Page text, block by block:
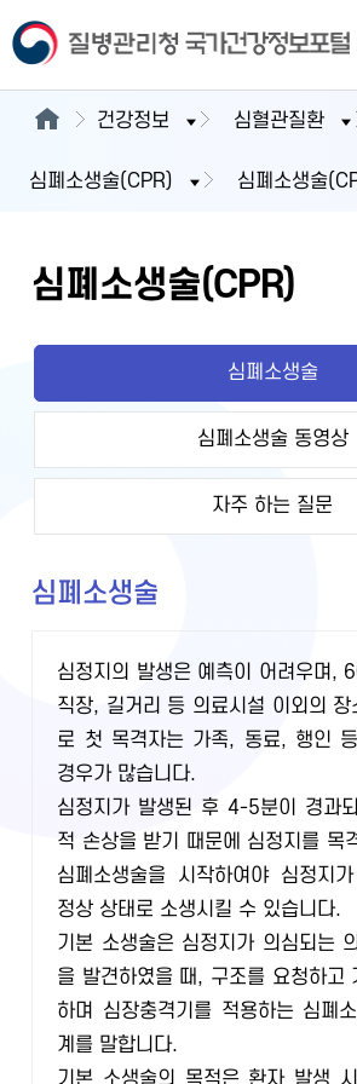
건강정보 심혈관질환
심폐소생술(CPR) 심폐소생술
심폐소생술(CPR)
심폐소생술
심폐소생술 동영상
자주 하는 질문
심폐소생술
심정지의 발생은 예측이 어려우며,
직장, 길거리 등 의료시설 이외의 장
로 첫 목격자는 가족, 동료, 행인
경우가 많습니다.
심정지가 발생된 후 4-5분이 경과
적 손상을 받기 때문에 심정지를 목
심폐소생술을 시작하여야 심정지
정상 상태로 소생시킬 수 있습니다.
기본 소생술은 심정지가 의심되는
을 발견하였을 때, 구조를 요청하고
하며 심장충격기를 적용하는 심폐
계를 말합니다.
기본 소생술의 목적은 환자 발생